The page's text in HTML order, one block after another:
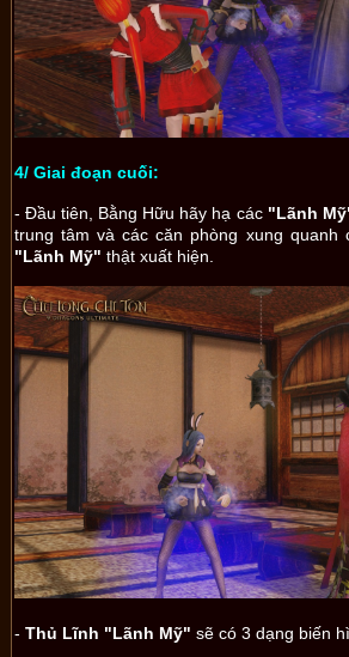
4/ Giai đoạn cuối:
- Đầu tiên, Bằng Hữu hãy hạ các "Lãnh
trung tâm và các căn phòng xung quanh
"Lãnh Mỹ" thật xuất hiện.
-Thủ Lĩnh "Lãnh Mỹ" sẽ có 3 dạng biến